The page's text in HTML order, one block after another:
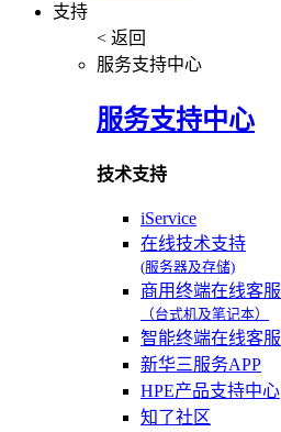
支持
< 返回
服务支持中心
服务支持中心
技术支持
iService
在线技术支持
(服务器及存储)
商用终端在线客服
（台式机及笔记本）
智能终端在线客服
新华三服务APP
HPE产品支持中心
知了社区